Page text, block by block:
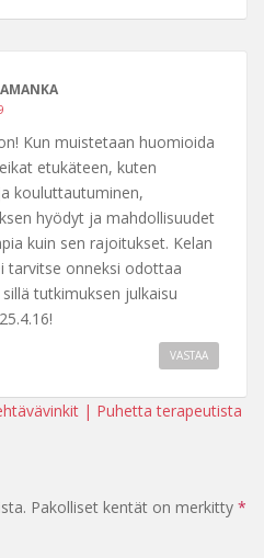
Kun muistetaan huomioida
etukäteen, kuten
kouluttautuminen,
hyödyt ja mahdollisuudet
kuin sen rajoitukset. Kelan
tarvitse onneksi odottaa
tutkimuksen julkaisu
VASTAA
| Puhetta terapeutista
Pakolliset kentät on merkitty *